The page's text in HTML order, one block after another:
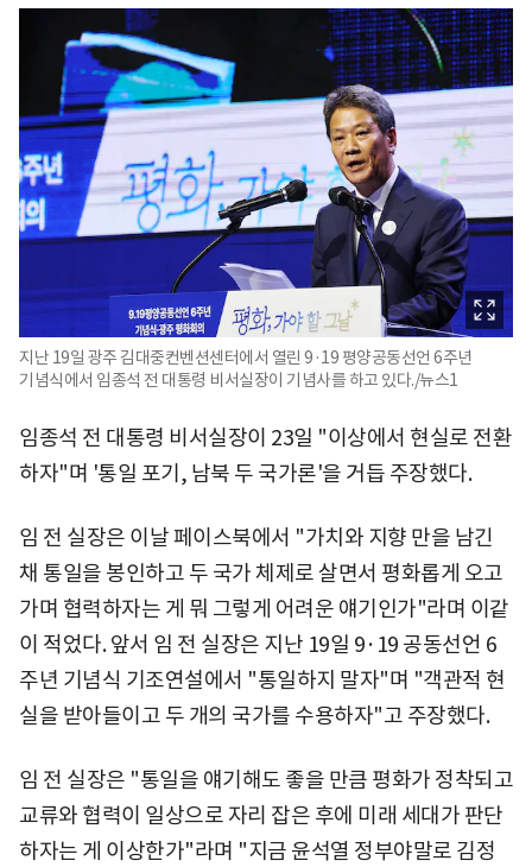
지난 19일 광주 김대중컨벤션센터에서 열린 9·19 평양공동선언 6주년
기념식에서 임종석 전 대통령 비서실장이 기념사를 하고 있다./뉴스1
임종석 전 대통령 비서실장이 23일 "이상에서 현실로 전환
하자"며 '통일 포기, 남북 두 국가론'을 거듭 주장했다.
임 전 실장은 이날 페이스북에서 "가치와 지향 만을 남긴
채 통일을 봉인하고 두 국가 체제로 살면서 평화롭게 오고
가며 협력하자는 게 뭐 그렇게 어려운 얘기인가"라며 이같
이 적었다. 앞서 임 전 실장은 지난 19일 9·19 공동선언 6
주년 기념식 기조연설에서 "통일하지 말자"며 "객관적 현
실을 받아들이고 두 개의 국가를 수용하자"고 주장했다.
임 전 실장은 "통일을 얘기해도 좋을 만큼 평화가 정착되고
교류와 협력이 일상으로 자리 잡은 후에 미래 세대가 판단
하자는 게 이상한가"라며 "지금 윤석열 정부야말로 김정